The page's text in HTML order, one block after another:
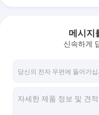
메시지
신속하게